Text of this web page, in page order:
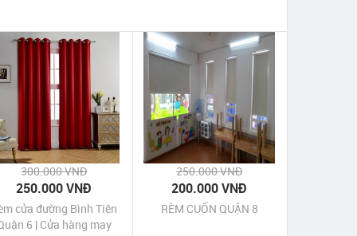
300.000 VNĐ
250.000 VNĐ
cửa đường Bình Tiên
6 | Cửa hàng may
250.000 VNĐ
200.000 VNĐ
RÈM CUỐN QUẬN 8